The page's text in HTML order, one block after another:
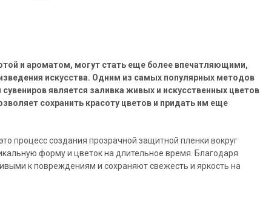
и ароматом, могут стать еще более впечатляющими,
искусства. Одним из самых популярных методов
является заливка живых и искусственных цветов
сохранить красоту цветов и придать им еще
процесс создания прозрачной защитной пленки вокруг
форму и цветок на длительное время. Благодаря
к повреждениям и сохраняют свежесть и яркость на